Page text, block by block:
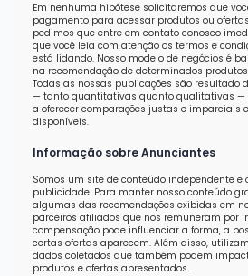
Em nenhuma hipótese solicitaremos que
pagamento para acessar produtos ou
pedimos que entre em contato conosco
que você leia com atenção os termos e
está lidando. Nosso modelo de negócios é
na recomendação de determinados
Todas as nossas publicações são resultado
— tanto quantitativas quanto qualitativas —
a oferecer comparações justas e imparciais
disponíveis.
Informação sobre Anunciantes
Somos um site de conteúdo independente e
publicidade. Para manter nosso conteúdo
algumas das recomendações exibidas em
parceiros afiliados que nos remuneram por
compensação pode influenciar a forma, a
certas ofertas aparecem. Além disso,
dados coletados que também podem
produtos e ofertas apresentados.